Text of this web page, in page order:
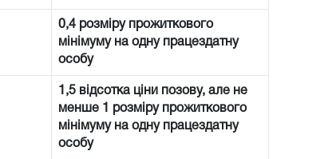
0,4 розміру прожиткового
мінімуму на одну працездатну
особу
1,5 відсотка ціни позову, але не
менше 1 розміру прожиткового
мінімуму на одну працездатну
особу